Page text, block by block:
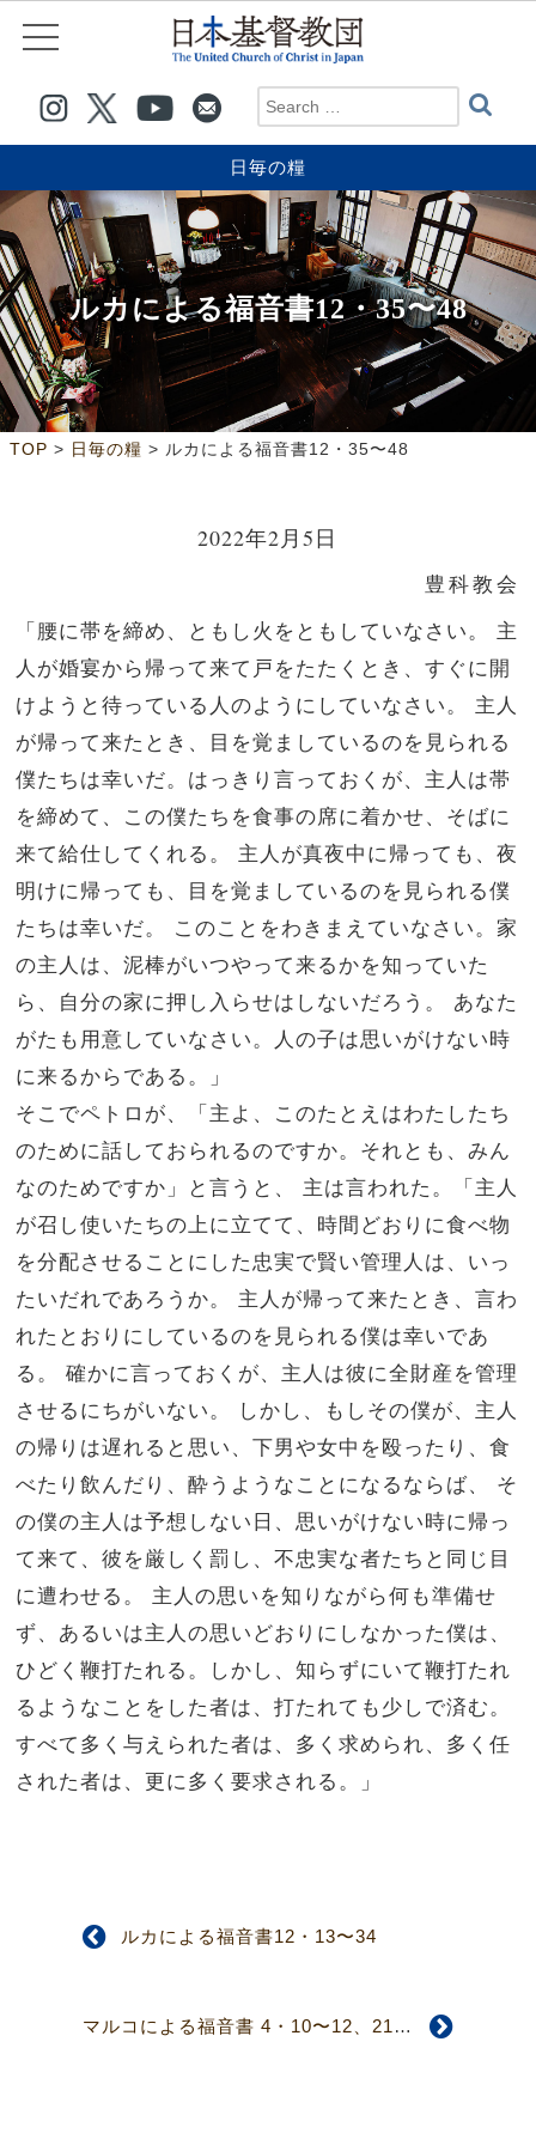
日毎の糧
ルカによる福音書12・35〜48
TOP > 日毎の糧 > ルカによる福音書12・35〜48
2022年2月5日
豊科教会
「腰に帯を締め、ともし火をともしていなさい。
主
人が婚宴から帰って来て戸をたたくとき、すぐに開
けようと待っている人のようにしていなさい。
主人
が帰って来たとき、目を覚ましているのを見られる
僕たちは幸いだ。はっきり言っておくが、主人は帯
を締めて、この僕たちを食事の席に着かせ、そばに
来て給仕してくれる。
主人が真夜中に帰っても、夜
明けに帰っても、目を覚ましているのを見られる僕
たちは幸いだ。
このことをわきまえていなさい。家
の主人は、泥棒がいつやって来るかを知っていた
ら、自分の家に押し入らせはしないだろう。
あなた
がたも用意していなさい。人の子は思いがけない時
に来るからである。」
そこでペトロが、「主よ、このたとえはわたしたち
のために話しておられるのですか。それとも、みん
なのためですか」と言うと、
主は言われた。「主人
が召し使いたちの上に立てて、時間どおりに食べ物
を分配させることにした忠実で賢い管理人は、いっ
たいだれであろうか。
主人が帰って来たとき、言わ
れたとおりにしているのを見られる僕は幸いであ
る。
確かに言っておくが、主人は彼に全財産を管理
させるにちがいない。
しかし、もしその僕が、主人
の帰りは遅れると思い、下男や女中を殴ったり、食
べたり飲んだり、酔うようなことになるならば、
そ
の僕の主人は予想しない日、思いがけない時に帰っ
て来て、彼を厳しく罰し、不忠実な者たちと同じ目
に遭わせる。
主人の思いを知りながら何も準備せ
ず、あるいは主人の思いどおりにしなかった僕は、
ひどく鞭打たれる。
しかし、知らずにいて鞭打たれ
るようなことをした者は、打たれても少しで済む。
すべて多く与えられた者は、多く求められ、多く任
された者は、更に多く要求される。」
ルカによる福音書12・13〜34
マルコによる福音書 4・10〜12、21〜34